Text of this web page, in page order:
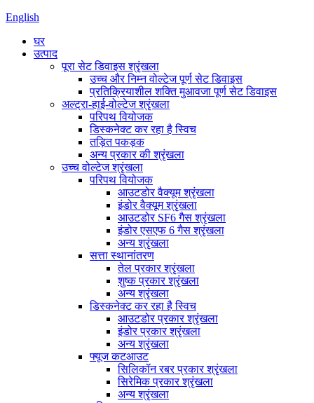
English
घर
उत्पाद
पूरा सेट डिवाइस श्रृंखला
उच्च और निम्न वोल्टेज पूर्ण सेट डिवाइस
प्रतिक्रियाशील शक्ति मुआवजा पूर्ण सेट डिवाइस
अल्ट्रा-हाई-वोल्टेज श्रृंखला
परिपथ वियोजक
डिस्कनेक्ट कर रहा है स्विच
तड़ित पकड़क
अन्य प्रकार की श्रृंखला
उच्च वोल्टेज श्रृंखला
परिपथ वियोजक
आउटडोर वैक्यूम श्रृंखला
इंडोर वैक्यूम श्रृंखला
आउटडोर SF6 गैस श्रृंखला
इंडोर एसएफ 6 गैस श्रृंखला
अन्य श्रृंखला
सत्ता स्थानांतरण
तेल प्रकार श्रृंखला
शुष्क प्रकार श्रृंखला
अन्य श्रृंखला
डिस्कनेक्ट कर रहा है स्विच
आउटडोर प्रकार श्रृंखला
इंडोर प्रकार श्रृंखला
अन्य श्रृंखला
फ्यूज कटआउट
सिलिकॉन रबर प्रकार श्रृंखला
सिरेमिक प्रकार श्रृंखला
अन्य श्रृंखला